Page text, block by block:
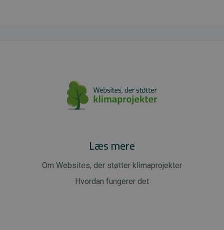
Læs mere
Om Websites, der støtter klimaprojekter
Hvordan fungerer det